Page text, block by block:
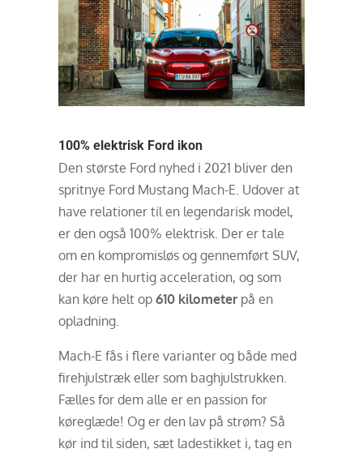
100% elektrisk Ford ikon
Den største Ford nyhed i 2021 bliver den
spritnye Ford Mustang Mach-E. Udover at
have relationer til en legendarisk model,
er den også 100% elektrisk. Der er tale
om en kompromisløs og gennemført SUV,
der har en hurtig acceleration, og som
kan køre helt op 610 kilometerpå en
opladning.
Mach-E fås i flere varianter og både med
firehjulstræk eller som baghjulstrukken.
Fælles for dem alle er en passion for
køreglæde! Og er den lav på strøm? Så
kør ind til siden, sæt ladestikket i, tag en